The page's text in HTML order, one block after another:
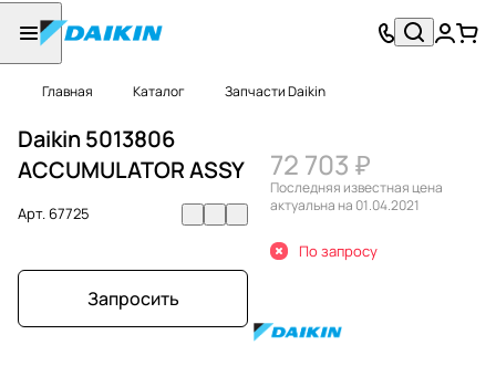
Главная Каталог Запчасти Daikin
Daikin 5013806
ACCUMULATOR ASSY
Арт.67725
Запросить
72 703 ₽
Последняя известная цена
актуальна на 01.04.2021
По запросу